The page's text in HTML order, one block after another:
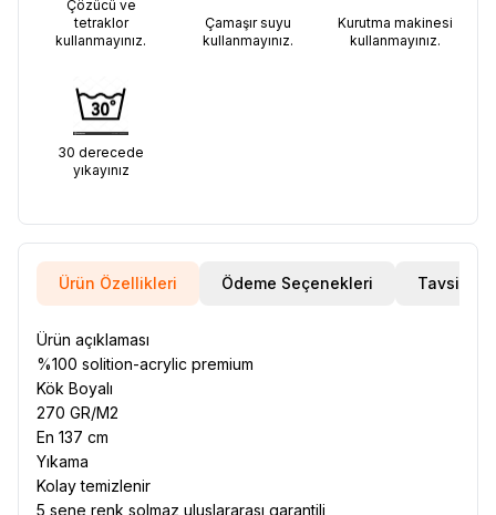
Çözücü ve
tetraklor
kullanmayınız.
Çamaşır suyu
kullanmayınız.
Kurutma makinesi
kullanmayınız.
30 derecede
yıkayınız
Ürün Özellikleri Ödeme Seçenekleri Tavsiye Et
Ürün açıklaması
%100 solition-acrylic premium
Kök Boyalı
270 GR/M2
En 137 cm
Yıkama
Kolay temizlenir
5 sene renk solmaz uluslararası garantili